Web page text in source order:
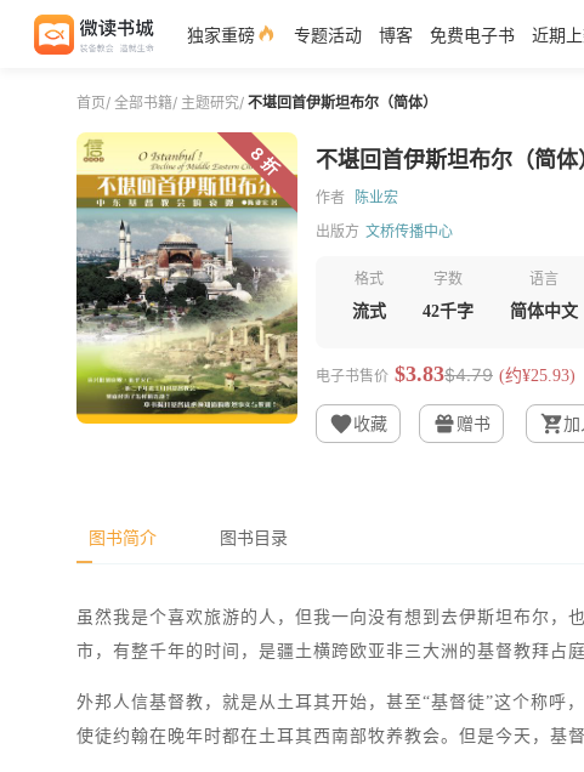
独家重磅 专题活动 博客 免费电子书 近期
首页/ 全部书籍/ 主题研究/ 不堪回首伊斯坦布尔（简体）
8 折 不堪回首伊斯坦布尔（简体
作者
陈业宏
出版方 文桥传播中心
格式
流式
字数
42千字
语言
简体中文
电子书售价 $3.83$4.79 (约¥25.93)
收藏 赠书 加
图书简介 图书目录
虽然我是个喜欢旅游的人，但我一向没有想到去伊斯坦布尔
市，有整千年的时间，是疆土横跨欧亚非三大洲的基督教拜占
外邦人信基督教，就是从土耳其开始，甚至“基督徒”这个称呼
使徒约翰在晚年时都在土耳其西南部牧养教会。但是今天，基